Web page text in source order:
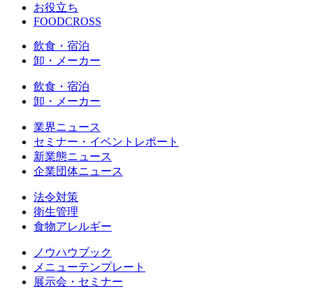
お役立ち
FOODCROSS
飲食・宿泊
卸・メーカー
飲食・宿泊
卸・メーカー
業界ニュース
セミナー・イベントレポート
新業態ニュース
企業団体ニュース
法令対策
衛生管理
食物アレルギー
ノウハウブック
メニューテンプレート
展示会・セミナー